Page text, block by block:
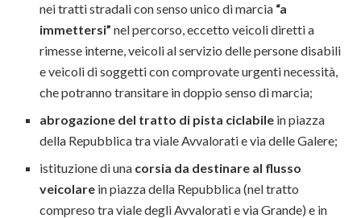
nei tratti stradali con senso unico di marcia “a
immettersi”nel percorso, eccetto veicoli diretti a
rimesse interne, veicoli al servizio delle persone disabili
e veicoli di soggetti con comprovate urgenti necessità,
che potranno transitare in doppio senso di marcia;
abrogazione del tratto di pista ciclabile in piazza
della Repubblica tra viale Avvalorati e via delle Galere;
istituzione di una corsia da destinare al flusso
veicolare in piazza della Repubblica (nel tratto
compreso tra viale degli Avvalorati e via Grande) e in